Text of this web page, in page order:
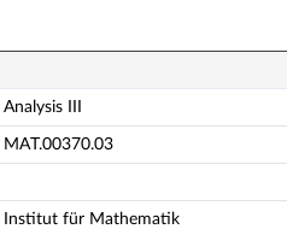
Analysis III
MAT.00370.03
Institut für Mathematik